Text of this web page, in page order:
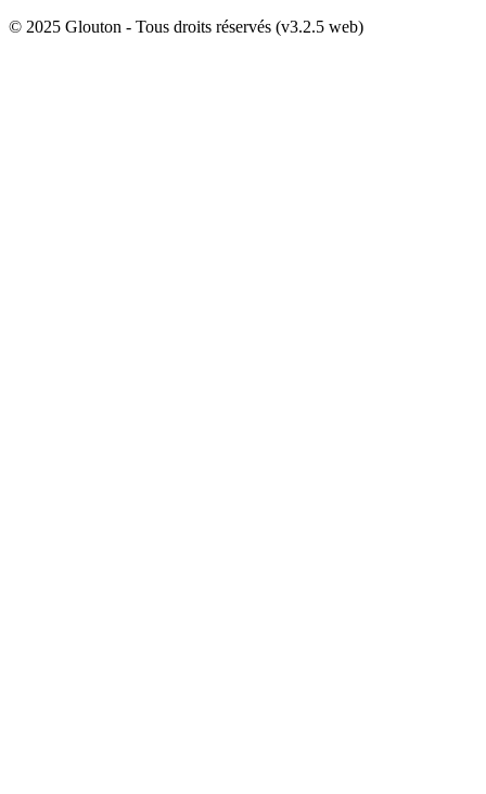
© 2025 Glouton - Tous droits réservés (v3.2.5 web)